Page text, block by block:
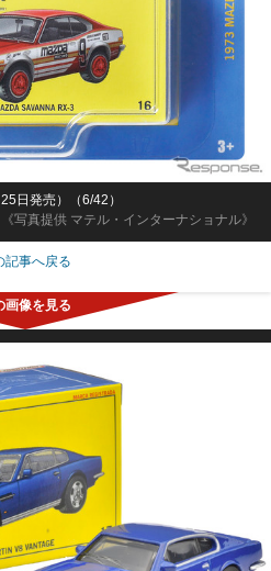
《写真提供 マテル・インターナショナル》
日発売）（6/42）
記事へ戻る